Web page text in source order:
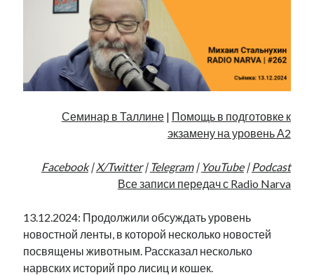
Семинар в Таллине| Помощь в подготовке к
экзамену на уровень А2
Facebook|X/Twitter| Telegram| YouTube| Podcast
Все записи передач с Radio Narva
13.12.2024: Продолжили обсуждать уровень
новостной ленты, в которой несколько новостей
посвящены животным. Рассказал несколько
нарвских историй про лисиц и кошек.